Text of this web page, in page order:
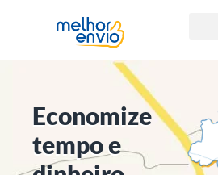
Economize
tempo e